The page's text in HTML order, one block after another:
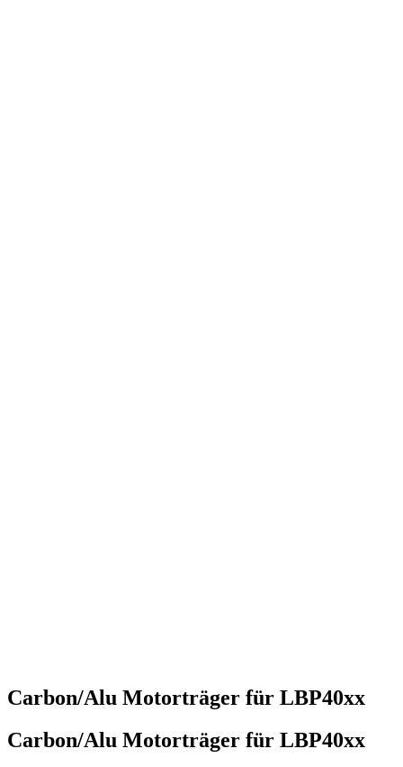
Carbon/Alu Motorträger für LBP40xx
Carbon/Alu Motorträger für LBP40xx